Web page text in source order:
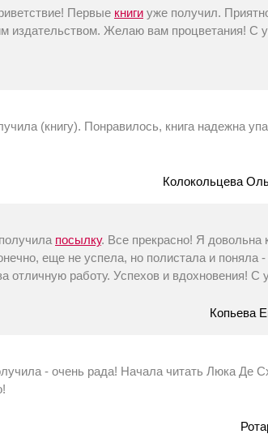
Первые книги уже получил.
издательством. Желаю вам процветания! С
(книгу). Понравилось, книга надежна
Колокольцева
посылку. Все прекрасно! Я довольна
еще не успела, но полистала и поняла
отличную работу. Успехов и вдохновения! С
Копьева
- очень рада! Начала читать Люка Де